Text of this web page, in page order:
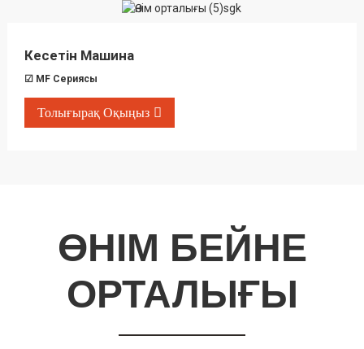
Кесетін Машина
☑ MF Сериясы
Толығырақ Оқыңыз
ӨНІМ БЕЙНЕ
ОРТАЛЫҒЫ